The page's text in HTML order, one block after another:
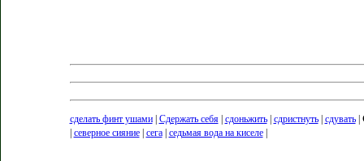
сделать финт ушами| Сдержать себя| сдоньжить| сдристнуть| сдувать|
северное сияние| сега| седьмая вода на киселе|